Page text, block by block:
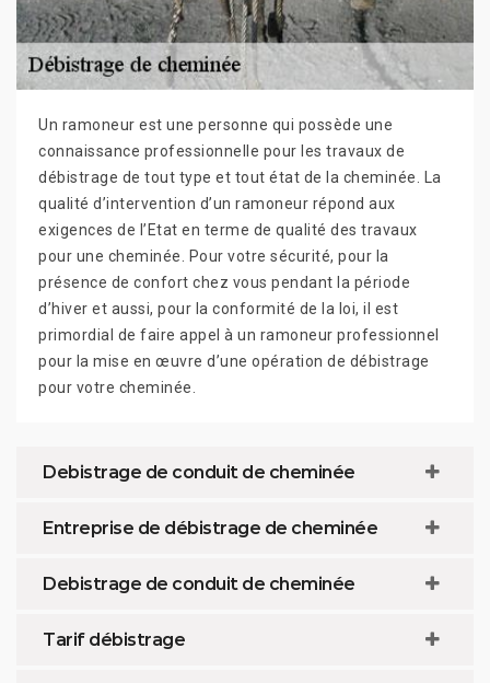
Un ramoneur est une personne qui possède une
connaissance professionnelle pour les travaux de
débistrage de tout type et tout état de la cheminée. La
qualité d’intervention d’un ramoneur répond aux
exigences de l’Etat en terme de qualité des travaux
pour une cheminée. Pour votre sécurité, pour la
présence de confort chez vous pendant la période
d’hiver et aussi, pour la conformité de la loi, il est
primordial de faire appel à un ramoneur professionnel
pour la mise en œuvre d’une opération de débistrage
pour votre cheminée.
Debistrage de conduit de cheminée
Entreprise de débistrage de cheminée
Debistrage de conduit de cheminée
Tarif débistrage